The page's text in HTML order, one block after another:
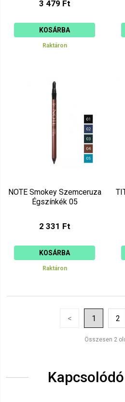
3 479 Ft
KOSÁRBA
Raktáron
NOTE Smokey Szemceruza
Égszínkék 05
2 331 Ft
KOSÁRBA
Raktáron
< 1 2
Összesen 2